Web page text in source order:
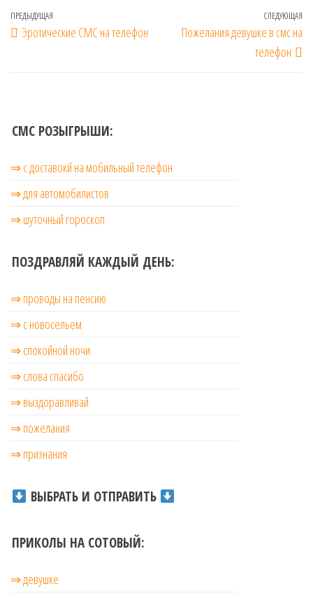
Навигация
по
Предыдущая
запись
ПРЕДЫДУЩАЯ
Эротические СМС на телефон
СЛЕДУЮЩАЯ
Пожелания девушке в смс на
телефон
СМС РОЗЫГРЫШИ:
⇒ с доставокй на мобильный телефон
⇒ для автомобилистов
⇒ шуточный гороскоп
ПОЗДРАВЛЯЙ КАЖДЫЙ ДЕНЬ:
⇒ проводы на пенсию
⇒ с новосельем
⇒ cпокойной ночи
⇒ слова спасибо
⇒ выздоравливай
⇒ пожелания
⇒ признания
ВЫБРАТЬ И ОТПРАВИТЬ
ПРИКОЛЫ НА СОТОВЫЙ:
⇒ девушке